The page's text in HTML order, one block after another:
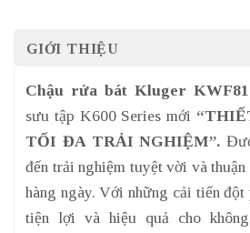
GIỚI THIỆU
Chậu rửa bát Kluger
sưu tập K600 Series mới
TỐI ĐA TRẢI NGHIỆM”.
đến trải nghiệm tuyệt vời và
hàng ngày. Với những cải tiến đột
tiện lợi và hiệu quả cho